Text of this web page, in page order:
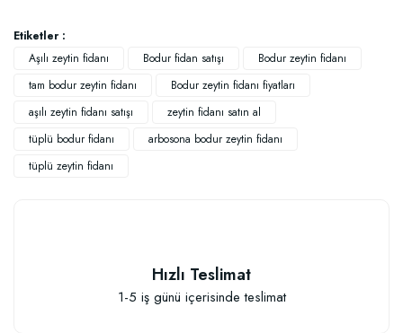
Elastik Meyve Fidanı Bağlama İpi (10 Fidan İçin )
Etiketler :
Aşılı zeytin fidanı
Bodur fidan satışı
Bodur zeytin fidanı
tam bodur zeytin fidanı
Bodur zeytin fidanı fiyatları
aşılı zeytin fidanı satışı
zeytin fidanı satın al
tüplü bodur fidanı
arbosona bodur zeytin fidanı
tüplü zeytin fidanı
Hızlı Teslimat
1-5 iş günü içerisinde teslimat